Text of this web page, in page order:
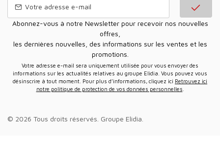
Abonnez-vous à notre Newsletter pour recevoir nos nouvelles
offres,
les dernières nouvelles, des informations sur les ventes et les
promotions.
Votre adresse e-mail sera uniquement utilisée pour vous envoyer des
informations sur les actualités relatives au groupe Elidia. Vous pouvez vous
désinscrire à tout moment. Pour plus d’informations, cliquez ici Retrouvez ici
notre politique de protection de vos données personnelles
© 2026 Tous droits réservés. Groupe Elidia